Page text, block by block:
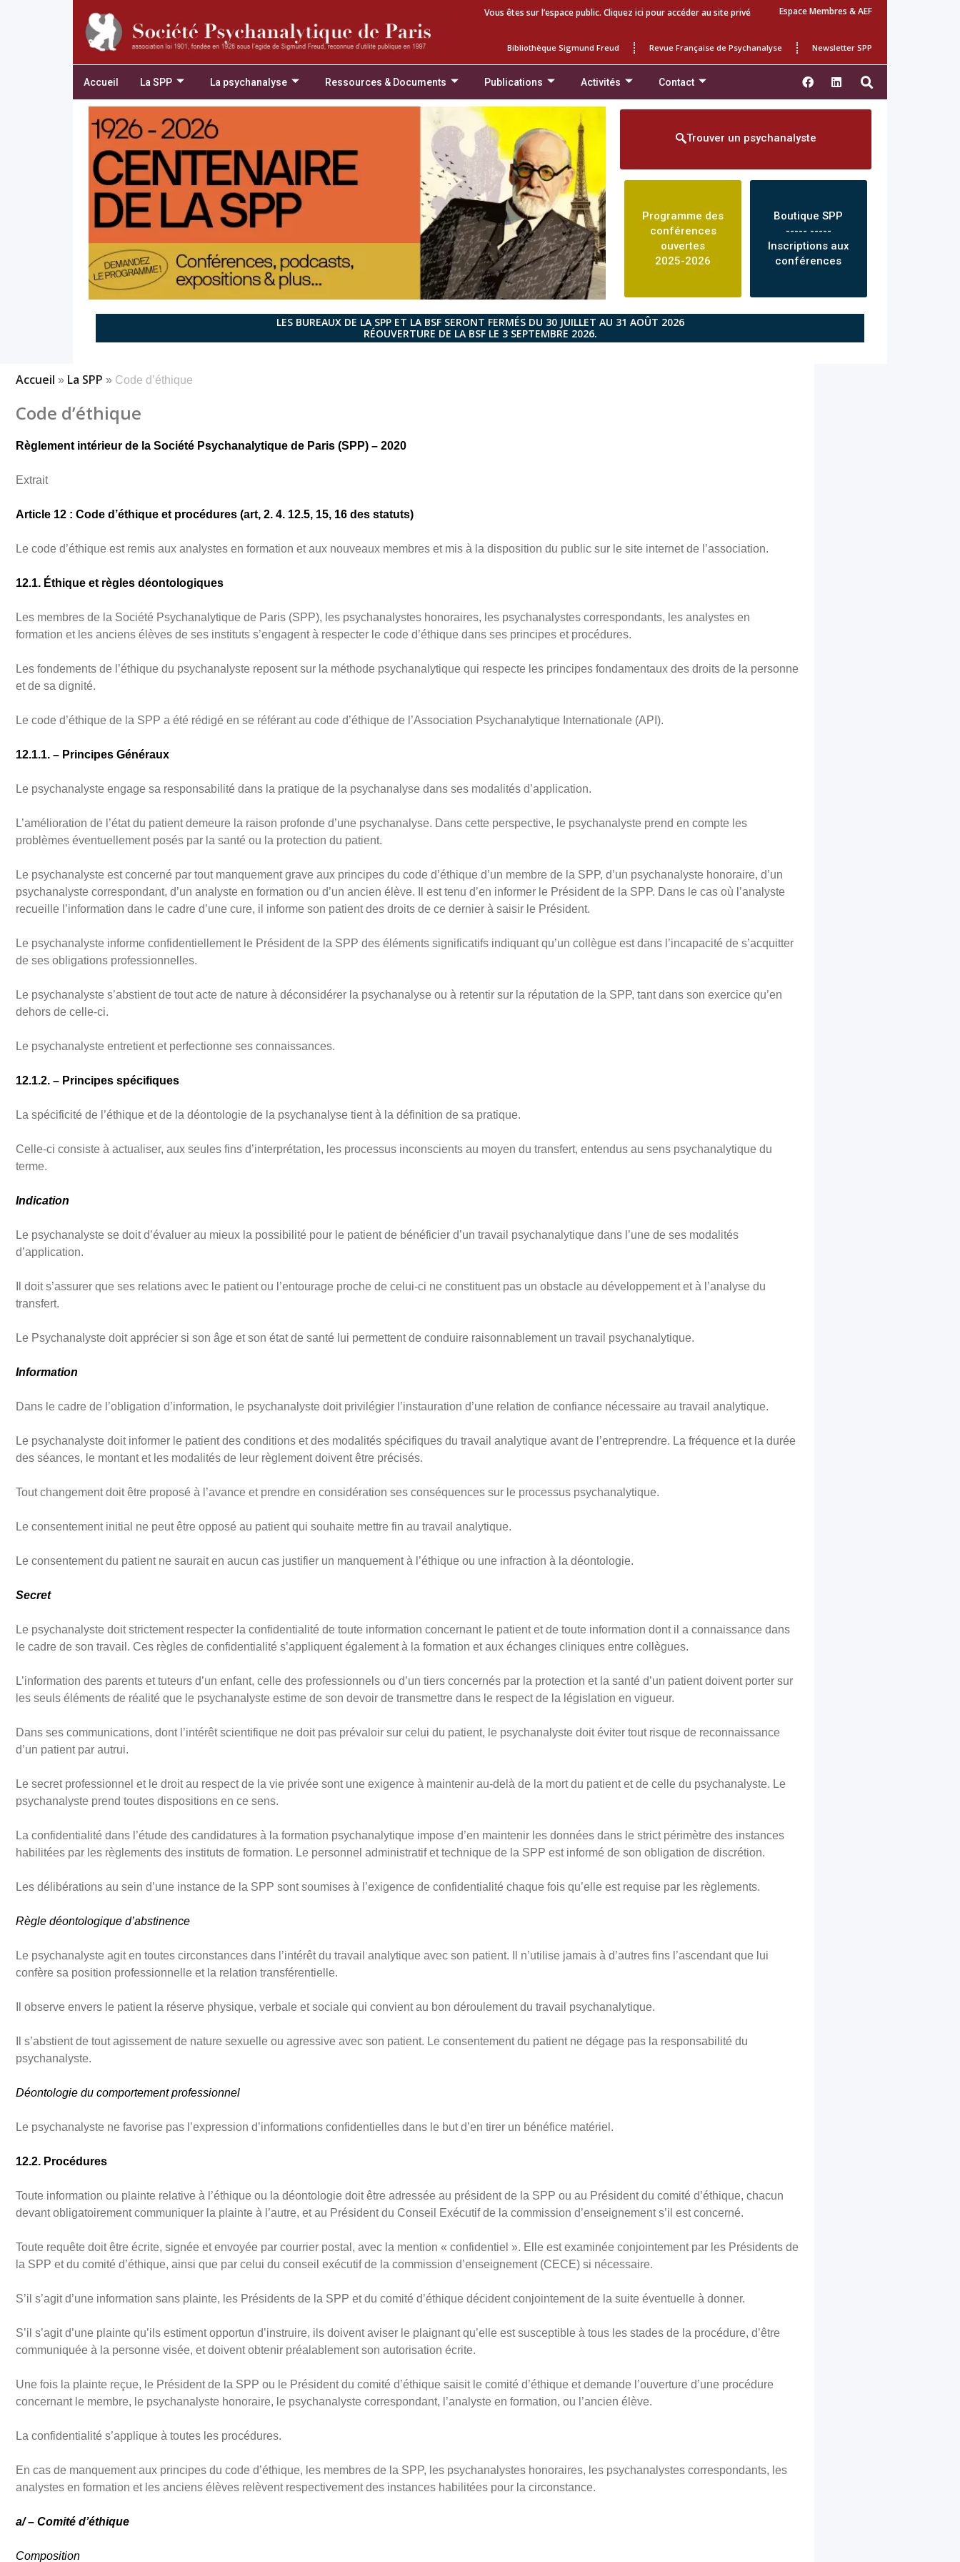
Vous êtes sur l’espace public. Cliquez ici pour accéder au site privé Espace Membres & AEF
Bibliothèque Sigmund Freud Revue Française de Psychanalyse Newsletter SPP
Accueil La SPP La psychanalyse Ressources & Documents Publications Activités Contact
Trouver un psychanalyste
Programme des
conférences
ouvertes
2025-2026
Boutique SPP
----- -----
Inscriptions aux
conférences
LES BUREAUX DE LA SPP ET LA BSF SERONT FERMÉS DU 30 JUILLET AU 31 AOÛT 2026
RÉOUVERTURE DE LA BSF LE 3 SEPTEMBRE 2026.
Accueil » La SPP » Code d’éthique
Code d’éthique
Règlement intérieur de la Société Psychanalytique de Paris (SPP) – 2020
Extrait
Article 12 : Code d’éthique et procédures (art, 2. 4. 12.5, 15, 16 des statuts)
Le code d’éthique est remis aux analystes en formation et aux nouveaux membres et mis à la disposition du public sur le site internet de l’association.
12.1. Éthique et règles déontologiques
Les membres de la Société Psychanalytique de Paris (SPP), les psychanalystes honoraires, les psychanalystes correspondants, les analystes en
formation et les anciens élèves de ses instituts s’engagent à respecter le code d’éthique dans ses principes et procédures.
Les fondements de l’éthique du psychanalyste reposent sur la méthode psychanalytique qui respecte les principes fondamentaux des droits de la personne
et de sa dignité.
Le code d’éthique de la SPP a été rédigé en se référant au code d’éthique de l’Association Psychanalytique Internationale (API).
12.1.1. – Principes Généraux
Le psychanalyste engage sa responsabilité dans la pratique de la psychanalyse dans ses modalités d’application.
L’amélioration de l’état du patient demeure la raison profonde d’une psychanalyse. Dans cette perspective, le psychanalyste prend en compte les
problèmes éventuellement posés par la santé ou la protection du patient.
Le psychanalyste est concerné par tout manquement grave aux principes du code d’éthique d’un membre de la SPP, d’un psychanalyste honoraire, d’un
psychanalyste correspondant, d’un analyste en formation ou d’un ancien élève. Il est tenu d’en informer le Président de la SPP. Dans le cas où l’analyste
recueille l’information dans le cadre d’une cure, il informe son patient des droits de ce dernier à saisir le Président.
Le psychanalyste informe confidentiellement le Président de la SPP des éléments significatifs indiquant qu’un collègue est dans l’incapacité de s’acquitter
de ses obligations professionnelles.
Le psychanalyste s’abstient de tout acte de nature à déconsidérer la psychanalyse ou à retentir sur la réputation de la SPP, tant dans son exercice qu’en
dehors de celle-ci.
Le psychanalyste entretient et perfectionne ses connaissances.
12.1.2. – Principes spécifiques
La spécificité de l’éthique et de la déontologie de la psychanalyse tient à la définition de sa pratique.
Celle-ci consiste à actualiser, aux seules fins d’interprétation, les processus inconscients au moyen du transfert, entendus au sens psychanalytique du
terme.
Indication
Le psychanalyste se doit d’évaluer au mieux la possibilité pour le patient de bénéficier d’un travail psychanalytique dans l’une de ses modalités
d’application.
Il doit s’assurer que ses relations avec le patient ou l’entourage proche de celui-ci ne constituent pas un obstacle au développement et à l’analyse du
transfert.
Le Psychanalyste doit apprécier si son âge et son état de santé lui permettent de conduire raisonnablement un travail psychanalytique.
Information
Dans le cadre de l’obligation d’information, le psychanalyste doit privilégier l’instauration d’une relation de confiance nécessaire au travail analytique.
Le psychanalyste doit informer le patient des conditions et des modalités spécifiques du travail analytique avant de l’entreprendre. La fréquence et la durée
des séances, le montant et les modalités de leur règlement doivent être précisés.
Tout changement doit être proposé à l’avance et prendre en considération ses conséquences sur le processus psychanalytique.
Le consentement initial ne peut être opposé au patient qui souhaite mettre fin au travail analytique.
Le consentement du patient ne saurait en aucun cas justifier un manquement à l’éthique ou une infraction à la déontologie.
Secret
Le psychanalyste doit strictement respecter la confidentialité de toute information concernant le patient et de toute information dont il a connaissance dans
le cadre de son travail. Ces règles de confidentialité s’appliquent également à la formation et aux échanges cliniques entre collègues.
L’information des parents et tuteurs d’un enfant, celle des professionnels ou d’un tiers concernés par la protection et la santé d’un patient doivent porter sur
les seuls éléments de réalité que le psychanalyste estime de son devoir de transmettre dans le respect de la législation en vigueur.
Dans ses communications, dont l’intérêt scientifique ne doit pas prévaloir sur celui du patient, le psychanalyste doit éviter tout risque de reconnaissance
d’un patient par autrui.
Le secret professionnel et le droit au respect de la vie privée sont une exigence à maintenir au-delà de la mort du patient et de celle du psychanalyste. Le
psychanalyste prend toutes dispositions en ce sens.
La confidentialité dans l’étude des candidatures à la formation psychanalytique impose d’en maintenir les données dans le strict périmètre des instances
habilitées par les règlements des instituts de formation. Le personnel administratif et technique de la SPP est informé de son obligation de discrétion.
Les délibérations au sein d’une instance de la SPP sont soumises à l’exigence de confidentialité chaque fois qu’elle est requise par les règlements.
Règle déontologique d’abstinence
Le psychanalyste agit en toutes circonstances dans l’intérêt du travail analytique avec son patient. Il n’utilise jamais à d’autres fins l’ascendant que lui
confère sa position professionnelle et la relation transférentielle.
Il observe envers le patient la réserve physique, verbale et sociale qui convient au bon déroulement du travail psychanalytique.
Il s’abstient de tout agissement de nature sexuelle ou agressive avec son patient. Le consentement du patient ne dégage pas la responsabilité du
psychanalyste.
Déontologie du comportement professionnel
Le psychanalyste ne favorise pas l’expression d’informations confidentielles dans le but d’en tirer un bénéfice matériel.
12.2. Procédures
Toute information ou plainte relative à l’éthique ou la déontologie doit être adressée au président de la SPP ou au Président du comité d’éthique, chacun
devant obligatoirement communiquer la plainte à l’autre, et au Président du Conseil Exécutif de la commission d’enseignement s’il est concerné.
Toute requête doit être écrite, signée et envoyée par courrier postal, avec la mention « confidentiel ». Elle est examinée conjointement par les Présidents de
la SPP et du comité d’éthique, ainsi que par celui du conseil exécutif de la commission d’enseignement (CECE) si nécessaire.
S’il s’agit d’une information sans plainte, les Présidents de la SPP et du comité d’éthique décident conjointement de la suite éventuelle à donner.
S’il s’agit d’une plainte qu’ils estiment opportun d’instruire, ils doivent aviser le plaignant qu’elle est susceptible à tous les stades de la procédure, d’être
communiquée à la personne visée, et doivent obtenir préalablement son autorisation écrite.
Une fois la plainte reçue, le Président de la SPP ou le Président du comité d’éthique saisit le comité d’éthique et demande l’ouverture d’une procédure
concernant le membre, le psychanalyste honoraire, le psychanalyste correspondant, l’analyste en formation, ou l’ancien élève.
La confidentialité s’applique à toutes les procédures.
En cas de manquement aux principes du code d’éthique, les membres de la SPP, les psychanalystes honoraires, les psychanalystes correspondants, les
analystes en formation et les anciens élèves relèvent respectivement des instances habilitées pour la circonstance.
a/ – Comité d’éthique
Composition